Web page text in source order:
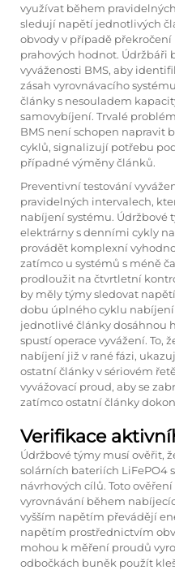
využívat během
sledují napětí jednotlivých
obvody v případě
prahových hodnot.
vyváženosti BMS, aby
zásah vyrovnávacího
články s nesouladem
samovybíjení. Trvalé
BMS není schopen napravit
cyklů, signalizují potřebu
případné výměny článků.
Preventivní testování
pravidelných intervalech,
nabíjení systému. Údržbové
elektrárny s denními cykly
provádět komplexní
zatímco u systémů s méně
prodloužit na čtvrtletní
by měly týmy sledovat
dobu úplného cyklu
jednotlivé články dosáhnou
spustí operace vyvážení. To,
nabíjení již v rané fázi,
ostatní články v sériovém
vyvážovací proud, aby se
zatímco ostatní články
Verifikace
Údržbové týmy musí ověřit,
solárních bateriích LiFePO4
návrhových cílů. Toto
vyrovnávání během
vyšším napětím převádějí
napětím prostřednictvím
mohou k měření proudů
odbočkách buněk použít